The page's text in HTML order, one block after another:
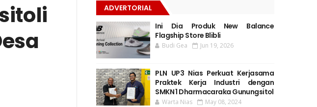
ADVERTORIAL
Ini Dia Produk New Balance
Flagship Store Blibli
Budi Gea Jun 19, 2026
PLN UP3 Nias Perkuat Kerjasama
Praktek Kerja Industri dengan
SMKN 1 Dharmacaraka Gunungsitol
Warta Nias May 08, 2024